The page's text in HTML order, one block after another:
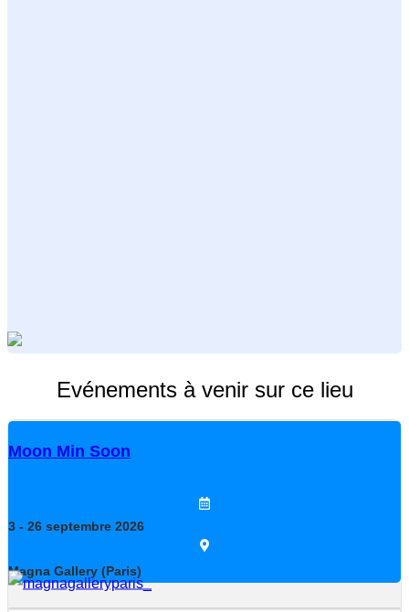
Evénements à venir sur ce lieu
Moon Min Soon
3 - 26 septembre 2026
Magna Gallery (Paris)